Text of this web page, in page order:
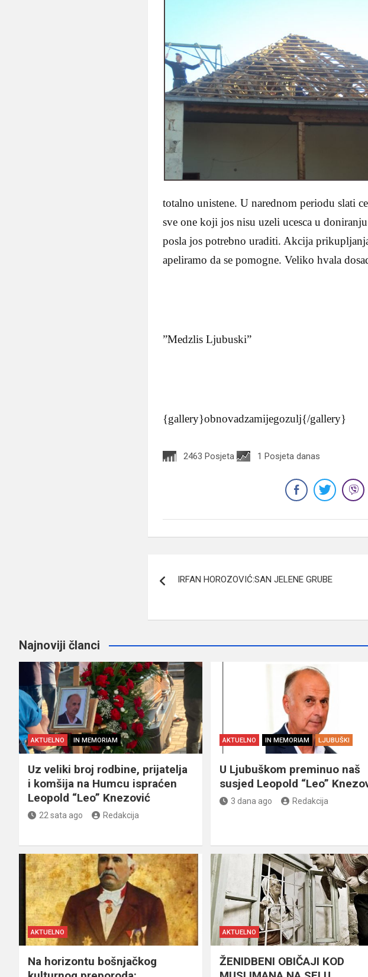
totalno unistene. U narednom periodu slati
sve one koji jos nisu uzeli ucesca u
posla jos potrebno uraditi. Akcija
apeliramo da se pomogne. Veliko hvala
”Medzlis Ljubuski”
{gallery}obnovadzamijegozulj{/gallery}
2463 Posjeta 1 Posjeta danas
članakaIRFAN HOROZOVIĆ:SAN JELENE GRUBE
Najnoviji članci
AKTUELNO IN MEMORIAM
Uz veliki broj rodbine, prijatelja
i komšija na Humcu ispraćen
Leopold “Leo” Knezović
22 sata ago Redakcija
AKTUELNO IN MEMORIAM LJUBUŠKI
U Ljubuškom preminuo naš
susjed Leopold “Leo”
3 dana ago Redakcija
AKTUELNO
Na horizontu bošnjačkog
AKTUELNO
ŽENIDBENI OBIČAJI KOD